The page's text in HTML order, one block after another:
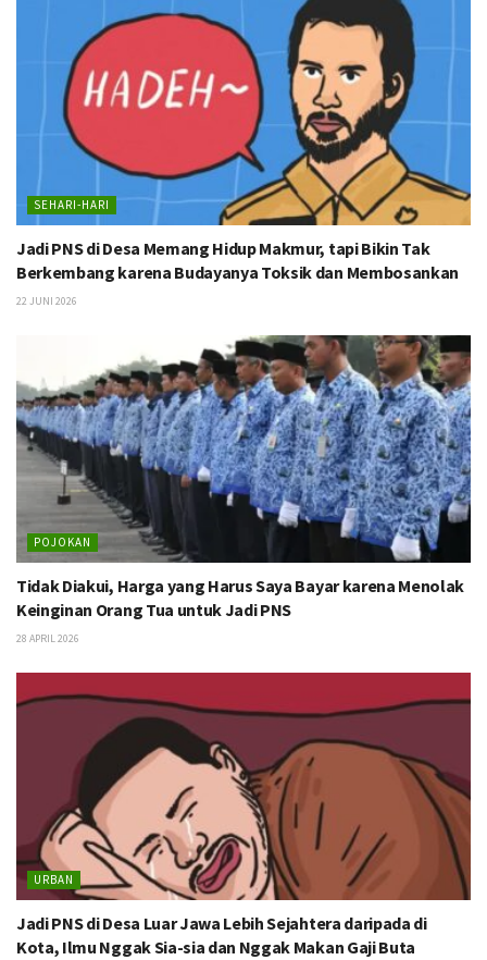
SEHARI-HARI
Jadi PNS di Desa Memang Hidup Makmur, tapi Bikin Tak
Berkembang karena Budayanya Toksik dan Membosankan
22 JUNI 2026
POJOKAN
Tidak Diakui, Harga yang Harus Saya Bayar karena Menolak
Keinginan Orang Tua untuk Jadi PNS
28 APRIL 2026
URBAN
Jadi PNS di Desa Luar Jawa Lebih Sejahtera daripada di
Kota, Ilmu Nggak Sia-sia dan Nggak Makan Gaji Buta